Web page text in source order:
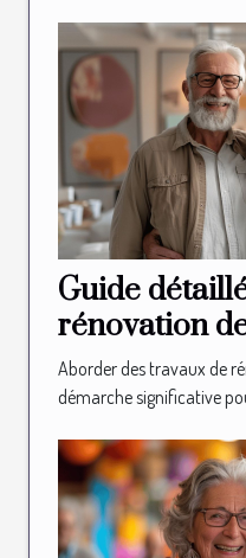
Guide
rénovation
les seniors
Aborder des travaux de
démarche significative